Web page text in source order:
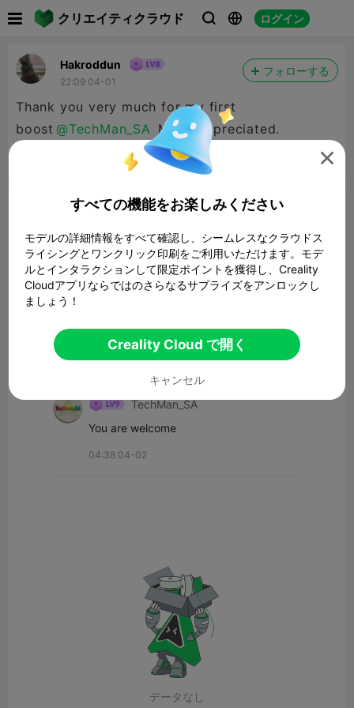
クリエイティクラウド   ログイン
Hakroddun
22:09 04-01
フォローする
Thank you very much for my first
boost @TechMan_SA Much appreciated.
6 
コメント
TechMan_SA
You are welcome
04:38 04-02
データなし

すべての機能をお楽しみください
モデルの詳細情報をすべて確認し、シームレスなクラウドス
ライシングとワンクリック印刷をご利用いただけます。モデ
ルとインタラクションして限定ポイントを獲得し、Creality
Cloudアプリならではのさらなるサプライズをアンロックし
ましょう！
Creality Cloud で開く
キャンセル